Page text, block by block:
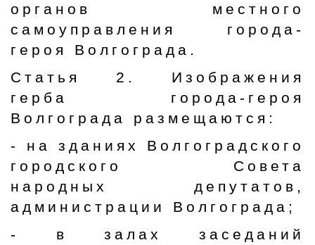
органов местного
самоуправления города-
героя Волгограда.
Статья 2. Изображения
герба города-героя
Волгограда размещаются:
- на зданиях Волгоградского
городского Совета
народных депутатов,
администрации Волгограда;
- в залах заседаний